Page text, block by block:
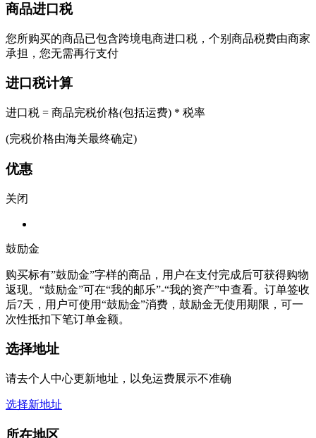
商品进口税
您所购买的商品已包含跨境电商进口税，个别商品税费由商家
承担，您无需再行支付
进口税计算
进口税 = 商品完税价格(包括运费) * 税率
(完税价格由海关最终确定)
优惠
关闭
鼓励金
购买标有”鼓励金”字样的商品，用户在支付完成后可获得购物
返现。“鼓励金”可在“我的邮乐”-“我的资产”中查看。订单签收
后7天，用户可使用“鼓励金”消费，鼓励金无使用期限，可一
次性抵扣下笔订单金额。
选择地址
请去个人中心更新地址，以免运费展示不准确
选择新地址
所在地区